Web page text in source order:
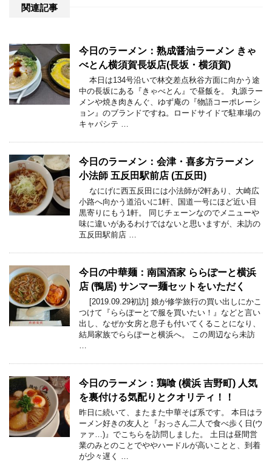
関連記事
今日のラーメン：熟成醤油ラーメン きゃ
べとん横須賀長坂店(長坂・横須賀)
本日は134号沿いで林交差点秋谷方面に向かう途
中の長坂にある『きゃべとん』で昼飯を。 丸源ラー
メンや焼き肉きんぐ、ゆず庵の『物語コーポレーシ
ョン』のブランドですね。ロードサイドで駐車場の
キャパシテ …
今日のラーメン：会津・喜多方ラーメン
小法師 五反田駅前店 (五反田)
なにげに西五反田には小法師が2軒あり、大崎広
小路へ向かう道沿いに1軒、国道一号にほど近い目
黒寄りにもう1軒。 同じチェーンなのでメニューや
味に違いがあるわけではないと思いますが、未訪の
五反田駅前店 …
今日の中華麺：南国酒家 ららぽーと横浜
店 (鴨居) サンマー麺セットをいただく
[2019.09.29初訪] 娘が修学旅行の買い出しにかこ
つけて『ららぽーとで服を買いたい！』などと言い
出し、なぜか女房と息子も付いてくることになり、
結局家族でららぽーと横浜へ。 この周辺なら未訪
…
今日のラーメン：鶏喰 (横浜 吉野町) 人気
を裏付ける気配りとクオリティ！！
昨日に続いて、またまた中華そば系です。 本日はラ
ーメン好きの友人と『おっさん二人で食べ歩く日(ウ
ァァ…)』でこちらを訪問しました。 土日は昼間営
業のみとのことでややハードルが高いことと、到着
が少々遅く …